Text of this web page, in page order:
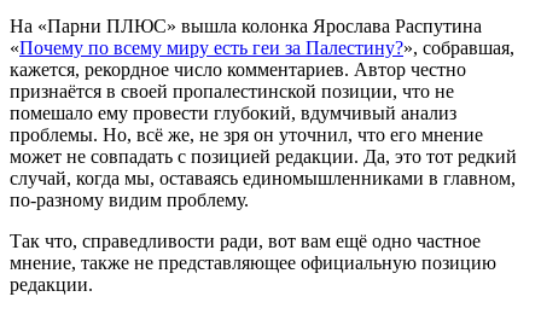
На «Парни ПЛЮС» вышла колонка Ярослава Распутина
«Почему по всему миру есть геи за Палестину?», собравшая,
кажется, рекордное число комментариев. Автор честно
признаётся в своей пропалестинской позиции, что не
помешало ему провести глубокий, вдумчивый анализ
проблемы. Но, всё же, не зря он уточнил, что его мнение
может не совпадать с позицией редакции. Да, это тот редкий
случай, когда мы, оставаясь единомышленниками в главном,
по-разному видим проблему.
Так что, справедливости ради, вот вам ещё одно частное
мнение, также не представляющее официальную позицию
редакции.